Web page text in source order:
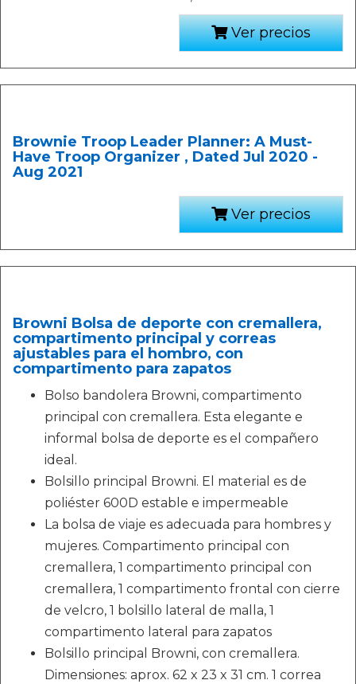
Ver precios
Brownie Troop Leader Planner: A Must-
Have Troop Organizer , Dated Jul 2020 -
Aug 2021
Ver precios
Browni Bolsa de deporte con cremallera,
compartimento principal y correas
ajustables para el hombro, con
compartimento para zapatos
Bolso bandolera Browni, compartimento
principal con cremallera. Esta elegante e
informal bolsa de deporte es el compañero
ideal.
Bolsillo principal Browni. El material es de
poliéster 600D estable e impermeable
La bolsa de viaje es adecuada para hombres y
mujeres. Compartimento principal con
cremallera, 1 compartimento principal con
cremallera, 1 compartimento frontal con cierre
de velcro, 1 bolsillo lateral de malla, 1
compartimento lateral para zapatos
Bolsillo principal Browni, con cremallera.
Dimensiones: aprox. 62 x 23 x 31 cm. 1 correa